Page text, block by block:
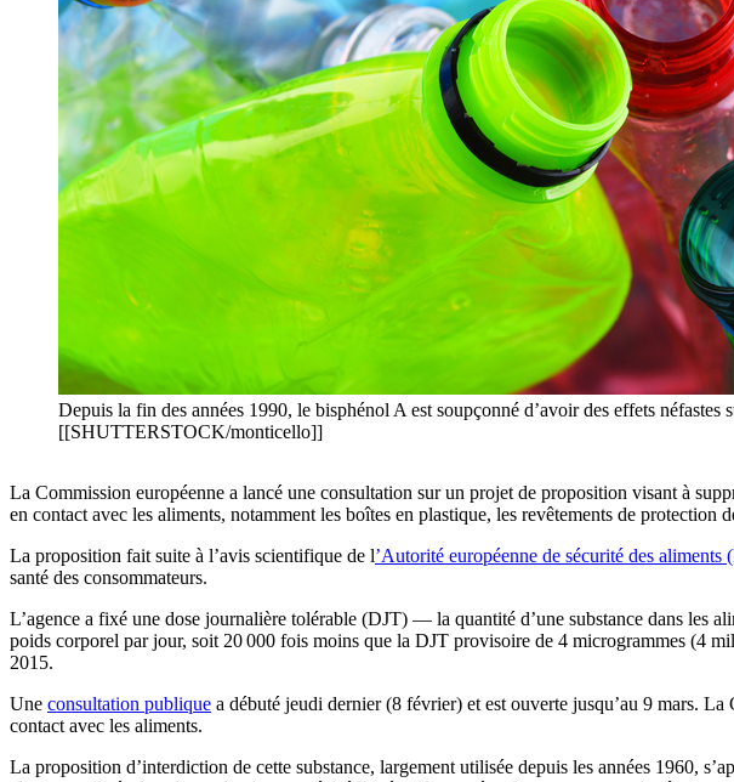
Depuis la fin des années 1990, le bisphénol A est soupçonné d’avoir des effets
[[SHUTTERSTOCK/monticello]]
La Commission européenne a lancé une consultation sur un projet de proposition visant à
en contact avec les aliments, notamment les boîtes en plastique, les revêtements de protection
La proposition fait suite à l’avis scientifique de l’Autorité européenne de sécurité des aliments
santé des consommateurs.
L’agence a fixé une dose journalière tolérable (DJT) — la quantité d’une substance dans les
poids corporel par jour, soit 20 000 fois moins que la DJT provisoire de 4 microgrammes (4
2015.
Une consultation publique a débuté jeudi dernier (8 février) et est ouverte jusqu’au 9 mars.
contact avec les aliments.
La proposition d’interdiction de cette substance, largement utilisée depuis les années 1960,